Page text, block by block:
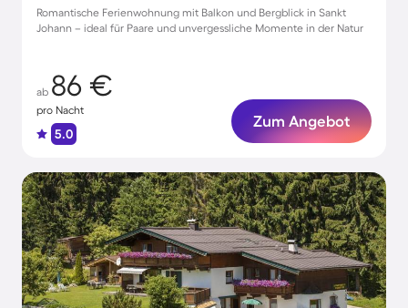
Romantische Ferienwohnung mit Balkon und Bergblick in Sankt
Johann – ideal für Paare und unvergessliche Momente in der Natur
ab 86 €
pro Nacht
5.0
Zum Angebot